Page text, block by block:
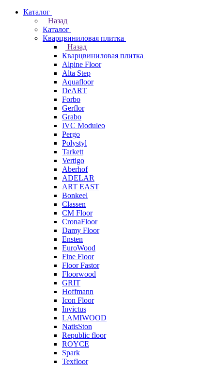
Каталог
Назад
Каталог
Кварцвиниловая плитка
Назад
Кварцвиниловая плитка
Alpine Floor
Alta Step
Aquafloor
DeART
Forbo
Gerflor
Grabo
IVC Moduleo
Pergo
Polystyl
Tarkett
Vertigo
Aberhof
ADELAR
ART EAST
Bonkeel
Classen
CM Floor
CronaFloor
Damy Floor
Ensten
EuroWood
Fine Floor
Floor Fastor
Floorwood
GRIT
Hoffmann
Icon Floor
Invictus
LAMIWOOD
NatisSton
Republic floor
ROYCE
Spark
Texfloor